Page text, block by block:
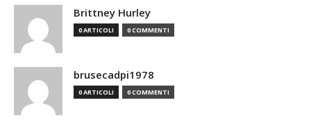
Brittney Hurley
0 ARTICOLI 0 COMMENTI
brusecadpi1978
0 ARTICOLI 0 COMMENTI